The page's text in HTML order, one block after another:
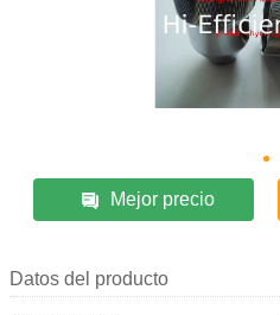
Mejor precio
Datos del producto